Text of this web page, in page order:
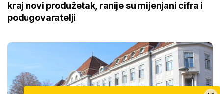
kraj novi produžetak, ranije su mijenjani cifra i
podugovaratelji